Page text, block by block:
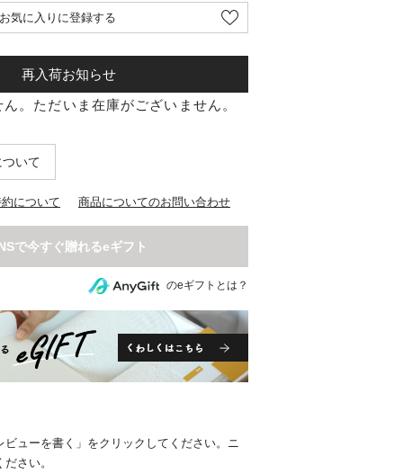
お気に入りに登録する
再入荷お知らせ
。ただいま在庫がございません。
いて
について 商品についてのお問い合わせ
のeギフトとは？
ューを書く」をクリックしてください。ニ
さい。